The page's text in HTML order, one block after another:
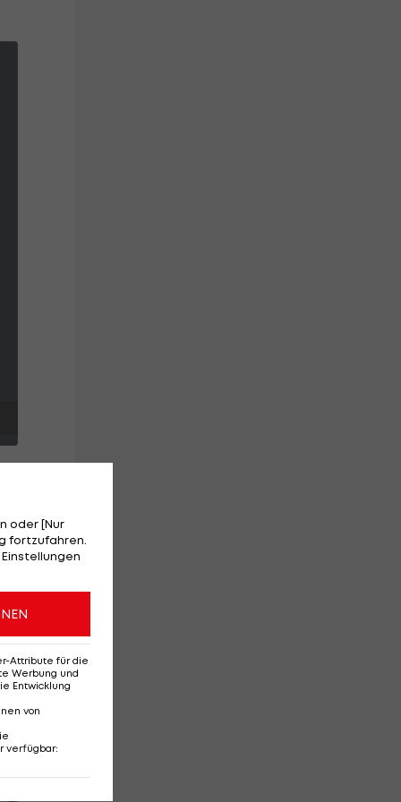
oder [Nur
fortzufahren.
Attribute für die
Werbung und
Entwicklung
von
verfügbar: